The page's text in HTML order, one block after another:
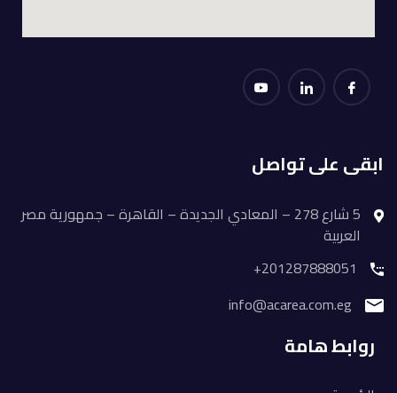
ابقى على تواصل
5 شارع 278 – المعادي الجديدة – القاهرة – جمهورية مصر
العربية
201287888051+
info@acarea.com.eg
روابط هامة